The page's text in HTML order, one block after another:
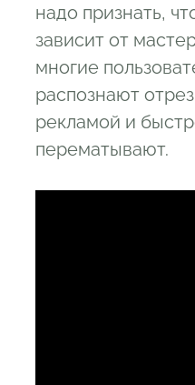
надо признать,
зависит от
многие
распознают
рекламой и
перематывают.